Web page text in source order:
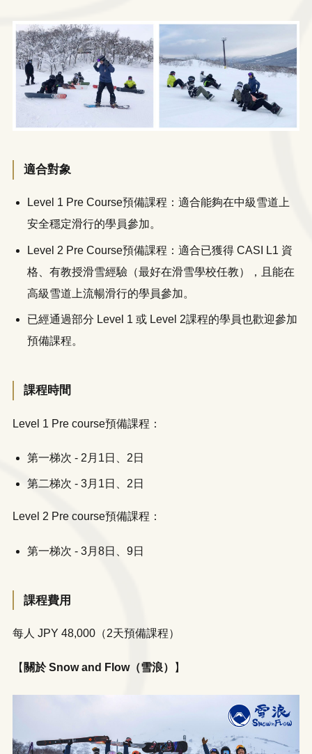
適合對象
Level 1 Pre Course預備課程：適合能夠在中級雪道上
安全穩定滑行的學員參加。
Level 2 Pre Course預備課程：適合已獲得 CASI L1 資
格、有教授滑雪經驗（最好在滑雪學校任教），且能在
高級雪道上流暢滑行的學員參加。
已經通過部分 Level 1 或 Level 2課程的學員也歡迎參加
預備課程。
課程時間
Level 1 Pre course預備課程：
第一梯次 - 2月1日、2日
第二梯次 - 3月1日、2日
Level 2 Pre course預備課程：
第一梯次 - 3月8日、9日
課程費用
每人 JPY 48,000（2天預備課程）
【 關於 Snow and Flow（雪浪） 】